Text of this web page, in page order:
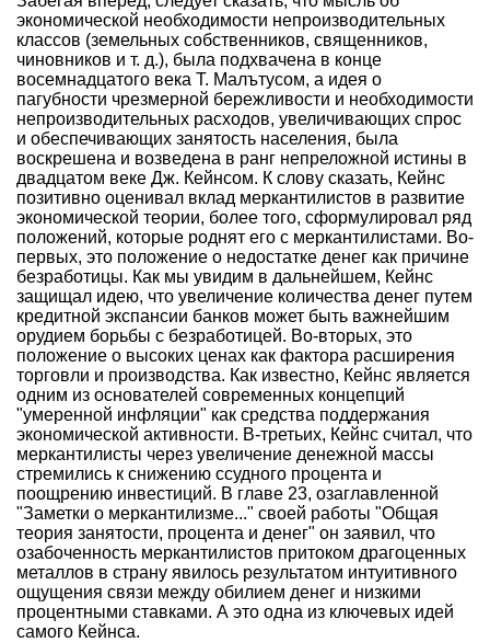
экономической необходимости непроизводительных
классов (земельных собственников, священников,
чиновников и т. д.), была подхвачена в конце
восемнадцатого века Т. Малътусом, а идея о
пагубности чрезмерной бережливости и необходимости
непроизводительных расходов, увеличивающих спрос
и обеспечивающих занятость населения, была
воскрешена и возведена в ранг непреложной истины в
двадцатом веке Дж. Кейнсом. К слову сказать, Кейнс
позитивно оценивал вклад меркантилистов в развитие
экономической теории, более того, сформулировал ряд
положений, которые роднят его с меркантилистами. Во-
первых, это положение о недостатке денег как причине
безработицы. Как мы увидим в дальнейшем, Кейнс
защищал идею, что увеличение количества денег путем
кредитной экспансии банков может быть важнейшим
орудием борьбы с безработицей. Во-вторых, это
положение о высоких ценах как фактора расширения
торговли и производства. Как известно, Кейнс является
одним из основателей современных концепций
"умеренной инфляции" как средства поддержания
экономической активности. В-третьих, Кейнс считал, что
меркантилисты через увеличение денежной массы
стремились к снижению ссудного процента и
поощрению инвестиций. В главе 23, озаглавленной
"Заметки о меркантилизме..." своей работы "Общая
теория занятости, процента и денег" он заявил, что
озабоченность меркантилистов притоком драгоценных
металлов в страну явилось результатом интуитивного
ощущения связи между обилием денег и низкими
процентными ставками. А это одна из ключевых идей
самого Кейнса.